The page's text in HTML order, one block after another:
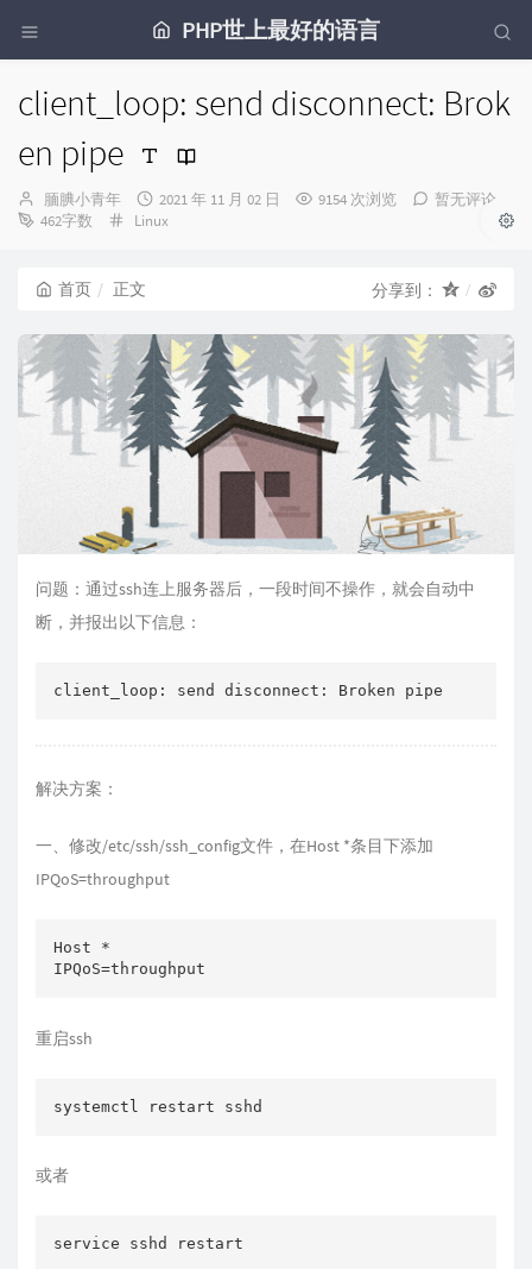
PHP世上最好的语言
client_loop: send disconnect: Brok
en pipe
博
主：
腼腆小青年
发
布
2021 年 11 月 02 日 9154 次浏览
暂无评论
462字数
分
Linux
首页 正文 分享到：
问题：通过ssh连上服务器后，一段时间不操作，就会自动中
断，并报出以下信息：
解决方案：
一、修改/etc/ssh/ssh_config文件，在Host *条目下添加
IPQoS=throughput
Host *
重启ssh
或者